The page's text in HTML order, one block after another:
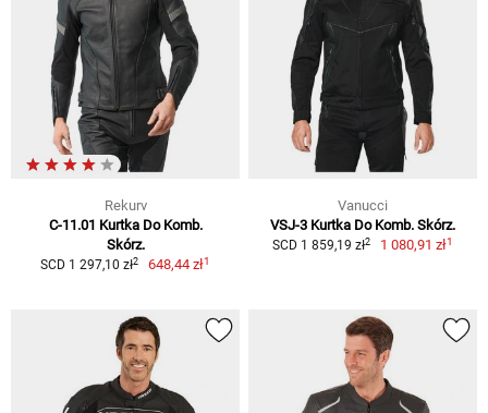
Rekurv
C-11.01 Kurtka Do Komb.
Skórz.
SCD 1 297,10 zł2 648,44 zł1
Vanucci
VSJ-3 Kurtka Do Komb. Skórz.
SCD 1 859,19 zł2 1 080,91 zł1